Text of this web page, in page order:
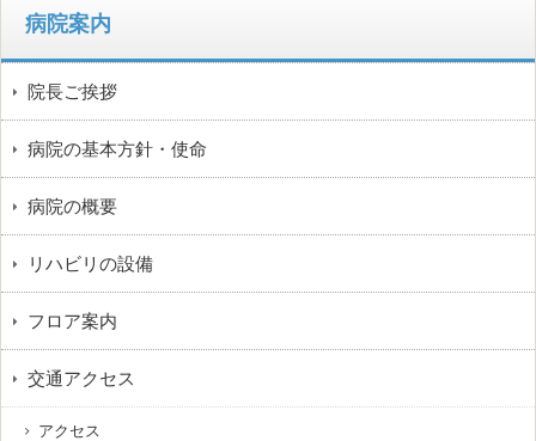
病院案内
院長ご挨拶
病院の基本方針・使命
病院の概要
リハビリの設備
フロア案内
交通アクセス
アクセス